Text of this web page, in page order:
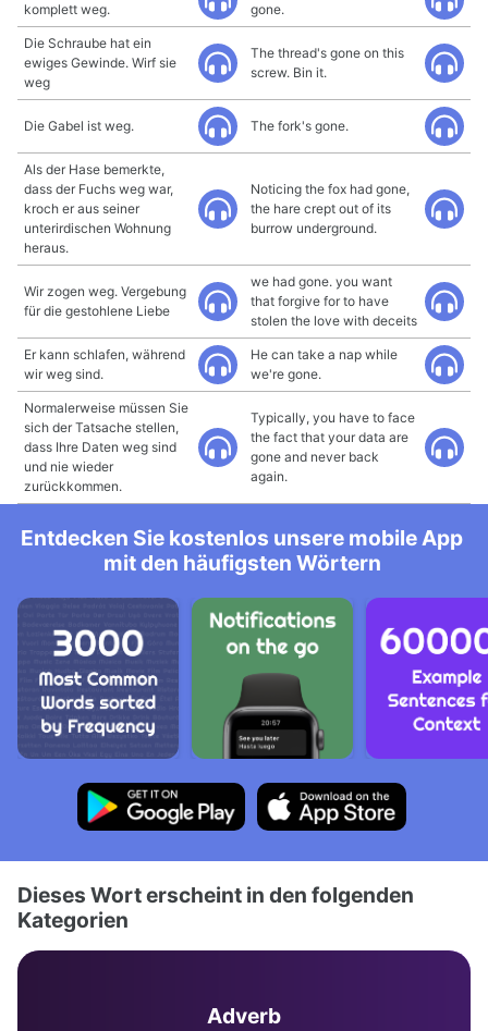
komplett weg.
gone.
Die Schraube hat ein
ewiges Gewinde. Wirf sie
weg
The thread's gone on this
screw. Bin it.
Die Gabel ist weg. The fork's gone.
Als der Hase bemerkte,
dass der Fuchs weg war,
kroch er aus seiner
unterirdischen Wohnung
heraus.
Noticing the fox had gone,
the hare crept out of its
burrow underground.
Wir zogen weg. Vergebung
für die gestohlene Liebe
we had gone. you want
that forgive for to have
stolen the love with deceits
Er kann schlafen, während
wir weg sind.
He can take a nap while
we're gone.
Normalerweise müssen Sie
sich der Tatsache stellen,
dass Ihre Daten weg sind
und nie wieder
zurückkommen.
Typically, you have to face
the fact that your data are
gone and never back
again.
Entdecken Sie kostenlos unsere mobile App
mit den häufigsten Wörtern
Dieses Wort erscheint in den folgenden
Kategorien
Adverb